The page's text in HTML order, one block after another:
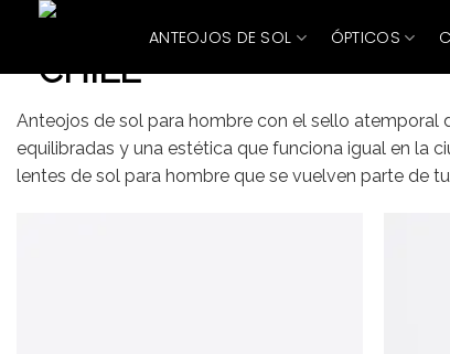
ANTEOJOS DE SOL ÓPTICOS
Anteojos de sol para hombre con el sello atemporal
equilibradas y una estética que funciona igual en la
lentes de sol para hombre que se vuelven parte de